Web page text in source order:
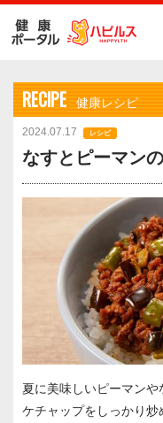
RECIPE 健康レシピ
2024.07.17 レシピ
なすとピーマン
夏に美味しいピーマンや
ケチャップをしっかり